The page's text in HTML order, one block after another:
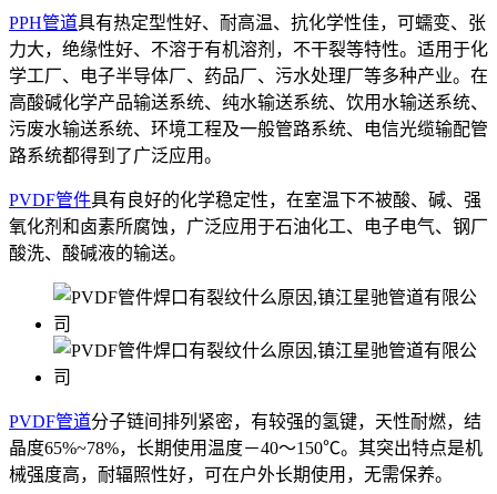
PPH管道具有热定型性好、耐高温、抗化学性佳，可蠕变、张
力大，绝缘性好、不溶于有机溶剂，不干裂等特性。适用于化
学工厂、电子半导体厂、药品厂、污水处理厂等多种产业。在
高酸碱化学产品输送系统、纯水输送系统、饮用水输送系统、
污废水输送系统、环境工程及一般管路系统、电信光缆输配管
路系统都得到了广泛应用。
PVDF管件具有良好的化学稳定性，在室温下不被酸、碱、强
氧化剂和卤素所腐蚀，广泛应用于石油化工、电子电气、钢厂
酸洗、酸碱液的输送。
PVDF管道分子链间排列紧密，有较强的氢键，天性耐燃，结
晶度65%~78%，长期使用温度－40～150℃。其突出特点是机
械强度高，耐辐照性好，可在户外长期使用，无需保养。